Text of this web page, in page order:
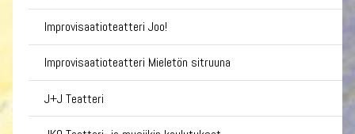
Improvisaatioteatteri Joo!
Improvisaatioteatteri Mieletön sitruuna
J+J Teatteri